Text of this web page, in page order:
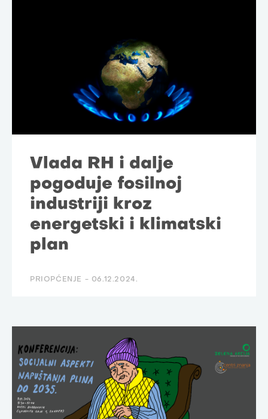
Vlada RH i dalje
pogoduje fosilnoj
industriji kroz
energetski i klimatski
plan
PRIOPĆENJE - 06.12.2024.